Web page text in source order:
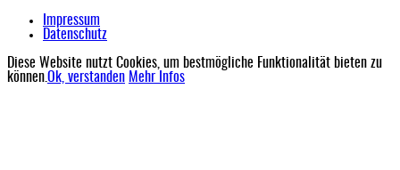
Impressum
Datenschutz
Diese Website nutzt Cookies, um bestmögliche Funktionalität bieten zu
können.Ok, verstanden Mehr Infos